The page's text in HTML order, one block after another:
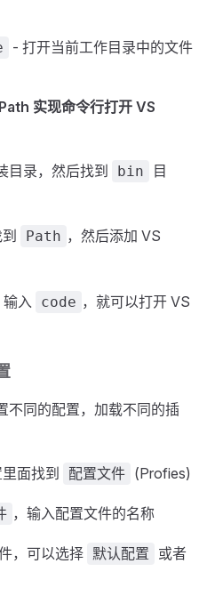
- 打开当前工作目录中的文件
实现命令行打开 VS
目录，然后找到 bin
目
Path ，然后添加 VS
入 code ，就可以打开 VS
不同的配置，加载不同的插
面找到 配置文件 (Profies)
，输入配置文件的名称
，可以选择 默认配置 或者